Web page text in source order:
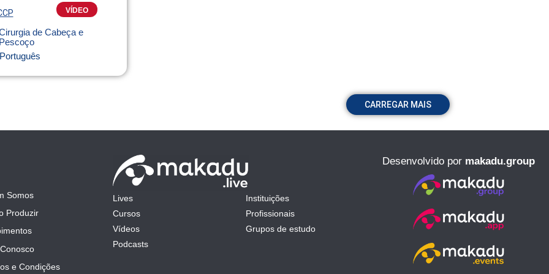
VÍDEO
de Cabeça e
Pescoço
Português
CARREGAR MAIS
Somos
Produzir
e Condições
Lives
Cursos
Vídeos
Podcasts
Instituições
Profissionais
Grupos de estudo
Desenvolvido por makadu.group